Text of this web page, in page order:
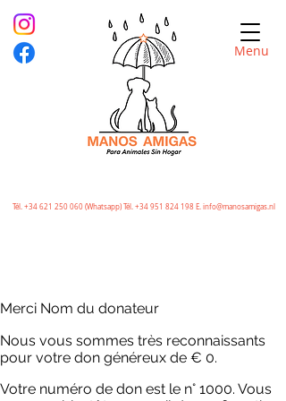
Tél. +34 621 250 060(Whatsapp) Tél. +34 951 824 198 E. info@manosamigas.nl
Menu
Merci Nom du donateur
Nous vous sommes très reconnaissants
pour votre don généreux de € 0.
Votre numéro de don est le n° 1000. Vous